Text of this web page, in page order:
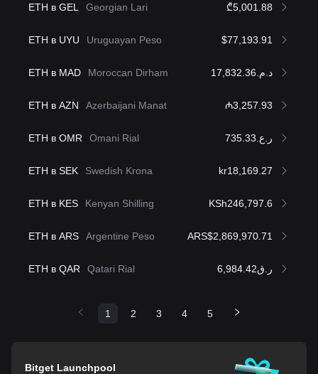
ETH в GEL Georgian Lari ₾5,001.88
ETH в UYU Uruguayan Peso $77,193.91
ETH в MAD Moroccan Dirham د.م.17,832.36
ETH в AZN Azerbaijani Manat ₼3,257.93
ETH в OMR Omani Rial ر.ع.735.33
ETH в SEK Swedish Krona kr18,169.27
ETH в KES Kenyan Shilling KSh246,797.6
ETH в ARS Argentine Peso ARS$2,869,970.71
ETH в QAR Qatari Rial ر.ق6,984.42
1 2 3 4 5
Bitget Launchpool